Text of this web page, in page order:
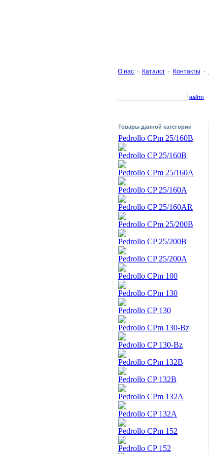
О нас · Каталог · Контакты ·
найти
Товары данной категории
Pedrollo CPm 25/160B
Pedrollo CP 25/160B
Pedrollo CPm 25/160A
Pedrollo CP 25/160A
Pedrollo CP 25/160AR
Pedrollo CPm 25/200B
Pedrollo CP 25/200B
Pedrollo CP 25/200A
Pedrollo CPm 100
Pedrollo CPm 130
Pedrollo CP 130
Pedrollo CPm 130-Bz
Pedrollo CP 130-Bz
Pedrollo CPm 132B
Pedrollo CP 132B
Pedrollo CPm 132A
Pedrollo CP 132A
Pedrollo CPm 152
Pedrollo CP 152